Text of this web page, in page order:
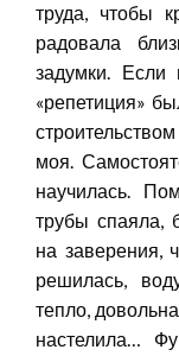
труда, чтобы
радовала
задумки. Если
«репетиция»
моя.
научилась.
трубы спаяла,
на заверения,
решилась,
тепло,
настелила…